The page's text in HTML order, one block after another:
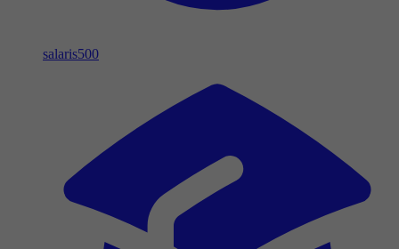
salaris500